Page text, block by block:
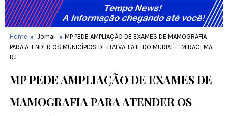
Home Jornal
MP PEDE AMPLIAÇÃO DE EXAMES DE MAMOGRAFIA
PARA ATENDER OS MUNICÍPIOS DE ITALVA, LAJE DO MURIAÉ E MIRACEMA-
RJ
MP PEDE AMPLIAÇÃO DE EXAMES DE
MAMOGRAFIA PARA ATENDER OS